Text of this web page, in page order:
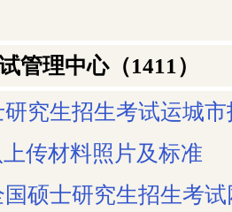
管理中心（1411）
研究生招生考试运城
传材料照片及标准
硕士研究生招生考